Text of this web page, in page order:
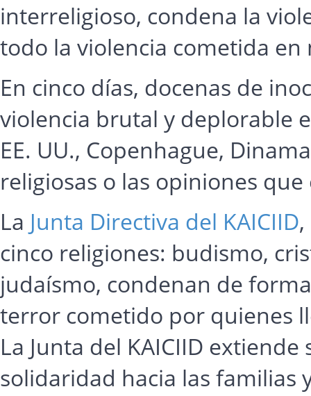
interreligioso, condena la
todo la violencia cometida
En cinco días, docenas de
violencia brutal y deplorable
EE. UU., Copenhague,
religiosas o las opiniones
La Junta Directiva del KAICIID
cinco religiones: budismo,
judaísmo, condenan de
terror cometido por quienes
La Junta del KAICIID
solidaridad hacia las familias